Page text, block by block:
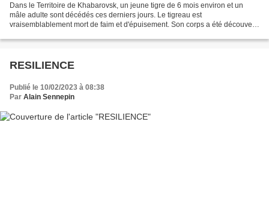
Dans le Territoire de Khabarovsk, un jeune tigre de 6 mois environ et un
mâle adulte sont décédés ces derniers jours. Le tigreau est
vraisemblablement mort de faim et d'épuisement. Son corps a été découvert
RESILIENCE
Publié le 10/02/2023 à 08:38
Par Alain Sennepin